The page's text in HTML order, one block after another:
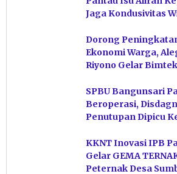
Jaga Kondusivitas
Dorong
Ekonomi Warga,
Riyono Gelar
SPBU Bangunsari
Beroperasi,
Penutupan Dipicu
KKNT Inovasi IPB
Gelar GEMA
Peternak Desa